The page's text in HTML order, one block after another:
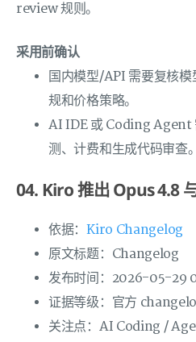
review 规则。
采用前确认
国内模型/API 需要复核
规和价格策略。
AI IDE 或 Coding Agent
测、计费和生成代码审查。
04. Kiro 推出 Opus 4.8
依据：Kiro Changelog
原文标题：Changelog
发布时间：2026-05-29
证据等级：官方
关注点：AI Coding /